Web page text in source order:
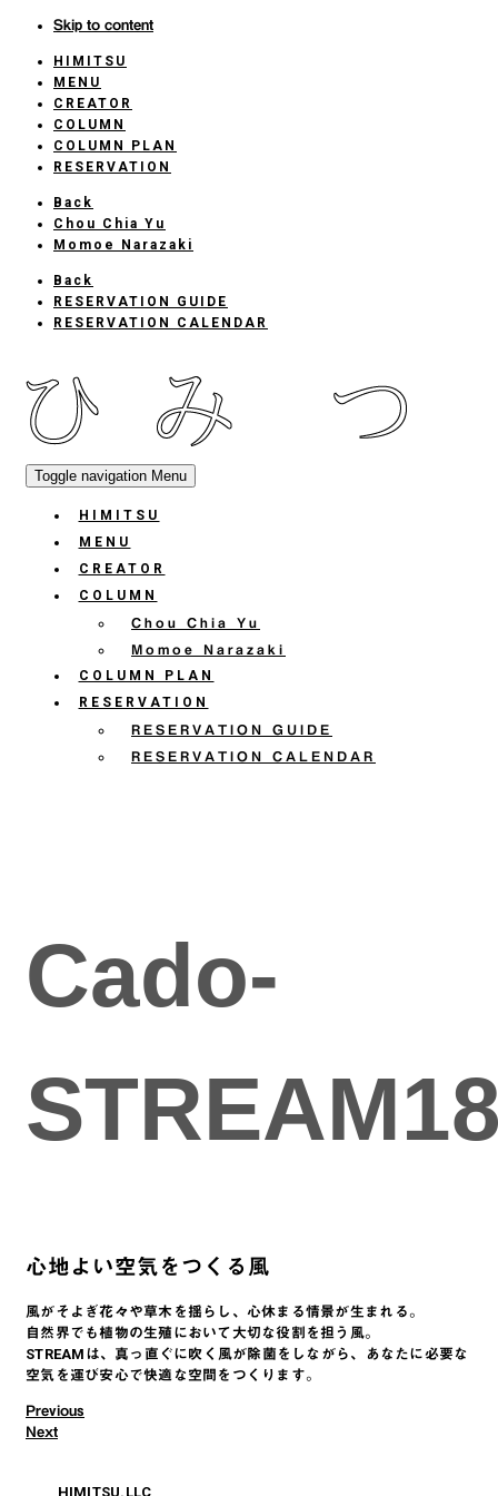
Skip to content
HOME
HIMITSU
MENU
CREATOR
COLUMN
COLUMN PLAN
RESERVATION
Back
Chou Chia Yu
Momoe Narazaki
Back
RESERVATION GUIDE
RESERVATION CALENDAR
Toggle navigation Menu
HIMITSU
MENU
CREATOR
COLUMN
Chou Chia Yu
Momoe Narazaki
COLUMN PLAN
RESERVATION
RESERVATION GUIDE
RESERVATION CALENDAR
Cado-
心地よい空気をつくる風
風がそよぎ花々や草木を揺らし、心休まる情景が生まれる。
自然界でも植物の生殖において大切な役割を担う風。
STREAMは、真っ直ぐに吹く風が除菌をしながら、あなたに必要な
空気を運び安心で快適な空間をつくります。
Post navigation
Previous
Next
HIMITSU.LLC